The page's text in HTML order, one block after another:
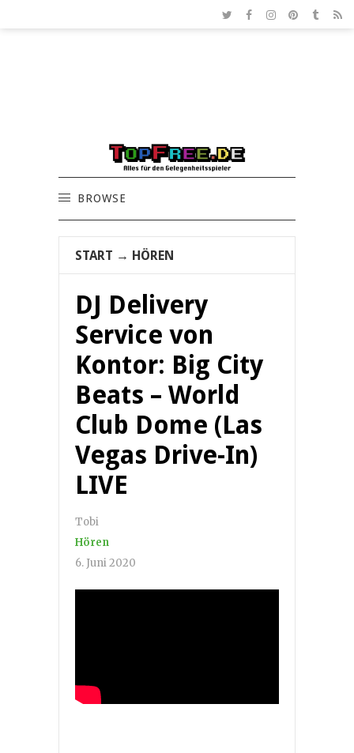
BROWSE
START → HÖREN
DJ Delivery
Service von
Kontor: Big City
Beats – World
Club Dome (Las
Vegas Drive-In)
LIVE
Tobi
Hören
6. Juni 2020